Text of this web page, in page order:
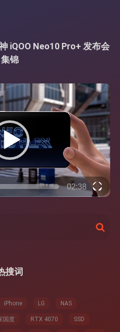
iQOO Neo10 Pro+ 发布会
集锦
02:38
搜
索
搜词
iPhone LG NAS
国度 RTX 4070 SSD